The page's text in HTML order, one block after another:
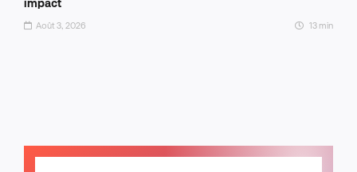
Août 3, 2026 13 min